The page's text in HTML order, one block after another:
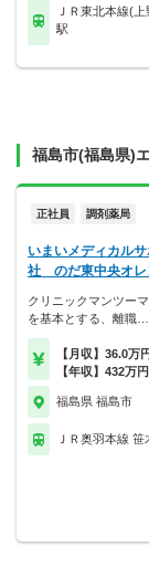
ＪＲ東北本線(上
駅
福島市(福島県)
正社員 調剤薬局
いまいメディカル
社 のだ東中央オレ
クリニックマンツー
を基本とする、離職…
【月収】36.0万
【年収】432万
福島県 福島市
ＪＲ奥羽本線 笹